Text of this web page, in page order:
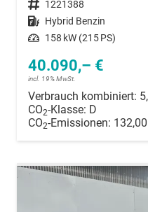
Fahrzeugnummer 1221388
Kraftstoff Hybrid Benzin
Leistung 158 kW (215 PS)
40.090,– €
incl. 19% MwSt.
Verbrauch kombiniert:
CO2-Klasse: D
CO2-Emissionen: